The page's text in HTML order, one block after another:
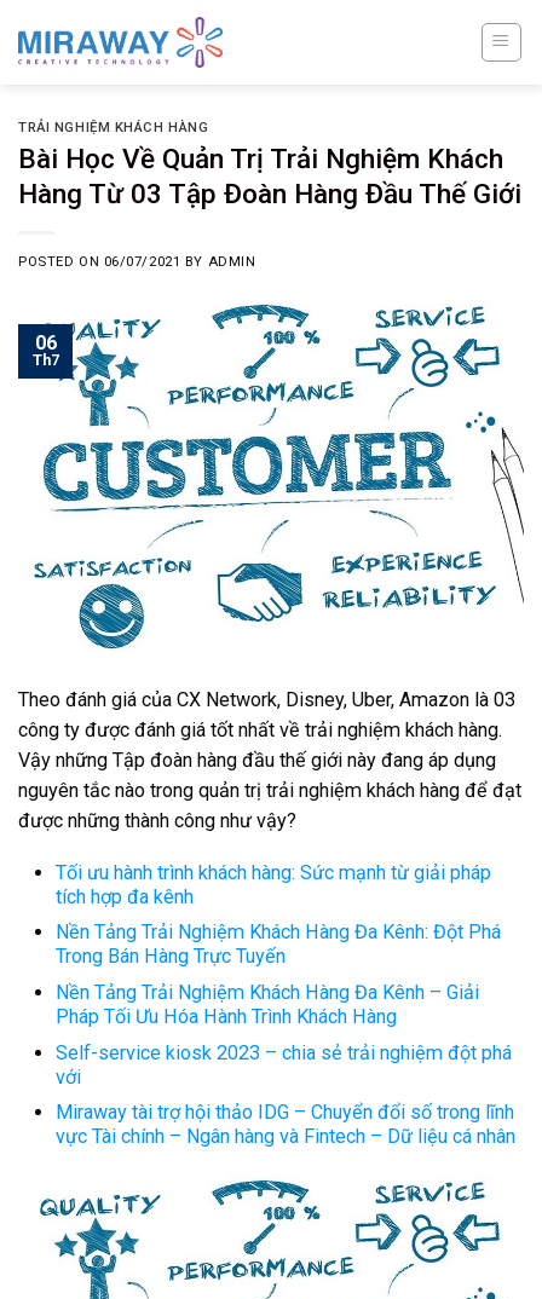
TRẢI NGHIỆM KHÁCH HÀNG
Bài Học Về Quản Trị Trải Nghiệm Khách
Hàng Từ 03 Tập Đoàn Hàng Đầu Thế Giới
POSTED ON 06/07/2021 BY ADMIN
06
Th7
Theo đánh giá của CX Network, Disney, Uber, Amazon là 03
công ty được đánh giá tốt nhất về trải nghiệm khách hàng.
Vậy những Tập đoàn hàng đầu thế giới này đang áp dụng
nguyên tắc nào trong quản trị trải nghiệm khách hàng để đạt
được những thành công như vậy?
Tối ưu hành trình khách hàng: Sức mạnh từ giải pháp
tích hợp đa kênh
Nền Tảng Trải Nghiệm Khách Hàng Đa Kênh: Đột Phá
Trong Bán Hàng Trực Tuyến
Nền Tảng Trải Nghiệm Khách Hàng Đa Kênh – Giải
Pháp Tối Ưu Hóa Hành Trình Khách Hàng
Self-service kiosk 2023 – chia sẻ trải nghiệm đột phá
với
Miraway tài trợ hội thảo IDG – Chuyển đổi số trong lĩnh
vực Tài chính – Ngân hàng và Fintech – Dữ liệu cá nhân